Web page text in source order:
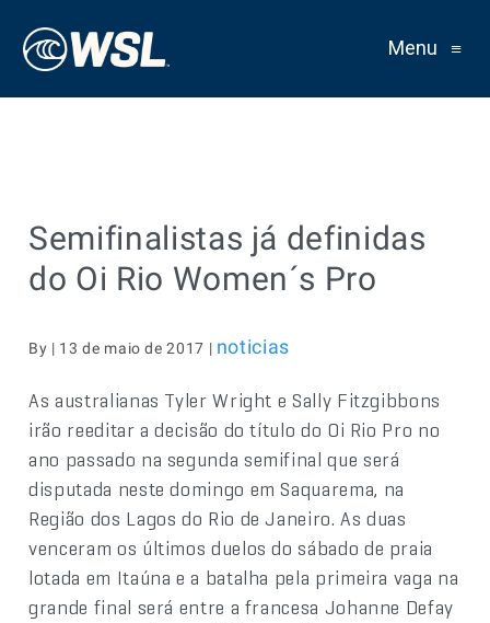
Menu ≡
Semifinalistas já definidas
do Oi Rio Women´s Pro
By | 13 de maio de 2017 | noticias
As australianas Tyler Wright e Sally Fitzgibbons
irão reeditar a decisão do título do Oi Rio Pro no
ano passado na segunda semifinal que será
disputada neste domingo em Saquarema, na
Região dos Lagos do Rio de Janeiro. As duas
venceram os últimos duelos do sábado de praia
lotada em Itaúna e a batalha pela primeira vaga na
grande final será entre a francesa Johanne Defay